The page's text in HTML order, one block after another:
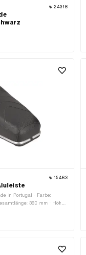
24318
15463
in Portugal · Farbe:
380 mm · Höhe: